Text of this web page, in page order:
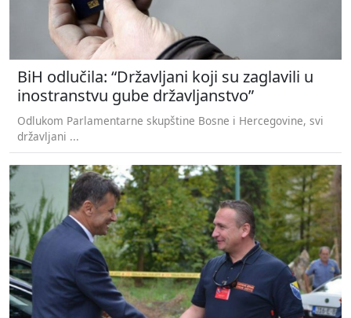
BiH odlučila: “Državljani koji su zaglavili u
inostranstvu gube državljanstvo”
Odlukom Parlamentarne skupštine Bosne i Hercegovine, svi
državljani ...